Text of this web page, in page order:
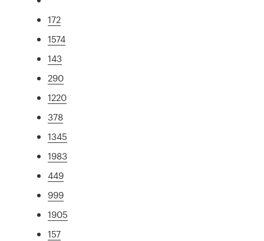
172
1574
143
290
1220
378
1345
1983
449
999
1905
157